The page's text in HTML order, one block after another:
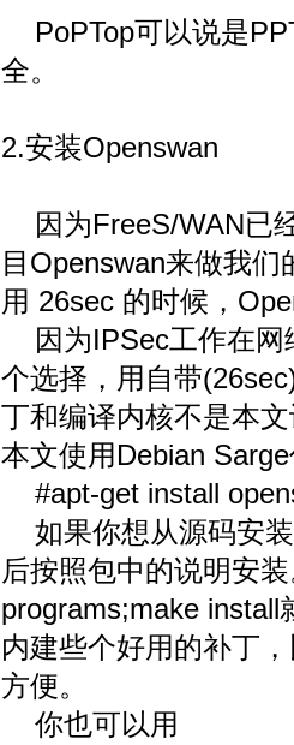
PoPTop可以说是
全。
2.安装Openswan
因为FreeS/WAN已
目Openswan来做我
用 26sec 的时候，
因为IPSec工作在网
个选择，用自带
丁和编译内核不是本
本文使用Debian
#apt-get install
如果你想从源码安
后按照包中的说明安
programs;make
内建些个好用的补丁
方便。
你也可以用